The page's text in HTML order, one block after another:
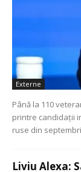
Externe
Până la 110
printre candidaţii
ruse din
Liviu Alexa: